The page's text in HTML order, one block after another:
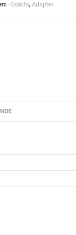
-Exakta,Adapter